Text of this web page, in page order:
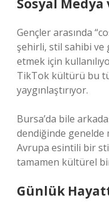
Sosyal Medya
Gençler arasında
şehirli, stil sahibi ve
etmek için
TikTok kültürü bu
yaygınlaştırıyor.
Bursa’da bile
dendiğinde genelde
Avrupa esintili bir
tamamen kültürel
Günlük